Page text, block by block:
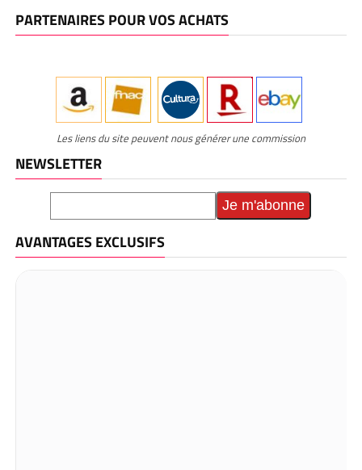
PARTENAIRES POUR VOS ACHATS
Les liens du site peuvent nous générer une commission
NEWSLETTER
AVANTAGES EXCLUSIFS